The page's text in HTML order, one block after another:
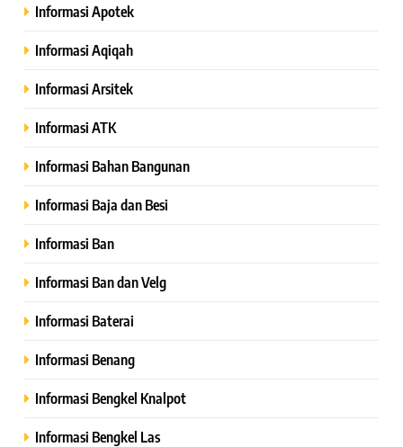
Informasi Apotek
Informasi Aqiqah
Informasi Arsitek
Informasi ATK
Informasi Bahan Bangunan
Informasi Baja dan Besi
Informasi Ban
Informasi Ban dan Velg
Informasi Baterai
Informasi Benang
Informasi Bengkel Knalpot
Informasi Bengkel Las